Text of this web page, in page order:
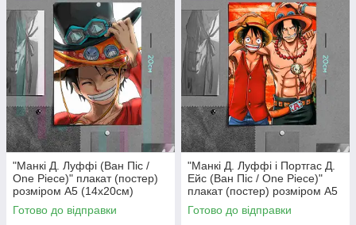
"Манкі Д. Луффі (Ван Піс /
One Piece)" плакат (постер)
розміром А5 (14х20см)
Готово до відправки
"Манкі Д. Луффі і Портгас Д.
Ейс (Ван Піс / One Piece)"
плакат (постер) розміром А5
(14х20см)
Готово до відправки